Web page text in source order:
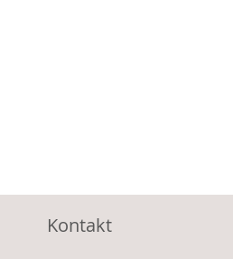
Kontakt